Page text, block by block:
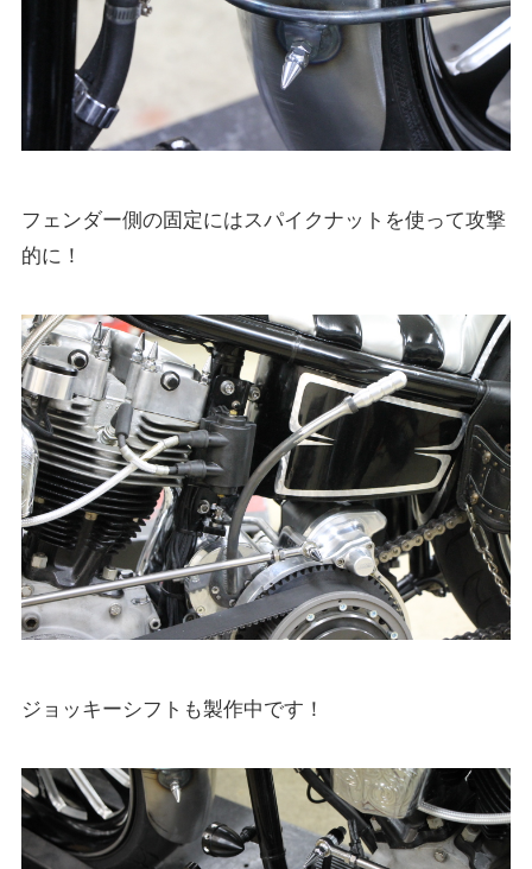
フェンダー側の固定にはスパイクナットを使って攻撃
的に！
ジョッキーシフトも製作中です！